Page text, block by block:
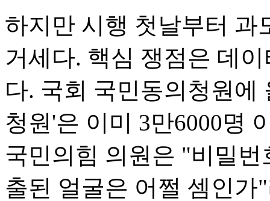
하지만 시행 첫날부터 과
거세다. 핵심 쟁점은 데
다. 국회 국민동의청원에
청원'은 이미 3만6000명
국민의힘 의원은 "비밀
출된 얼굴은 어쩔 셈인